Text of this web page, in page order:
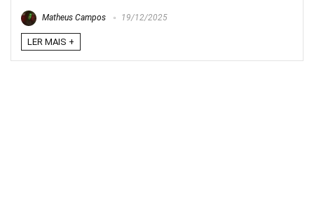
Matheus Campos 19/12/2025
LER MAIS +